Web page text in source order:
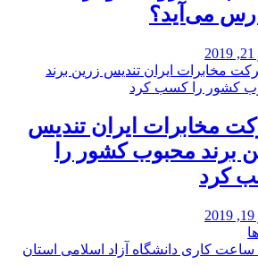
می‌آید؟
مخابرات ایران تندیس
برند محبوب کشور را
کرد